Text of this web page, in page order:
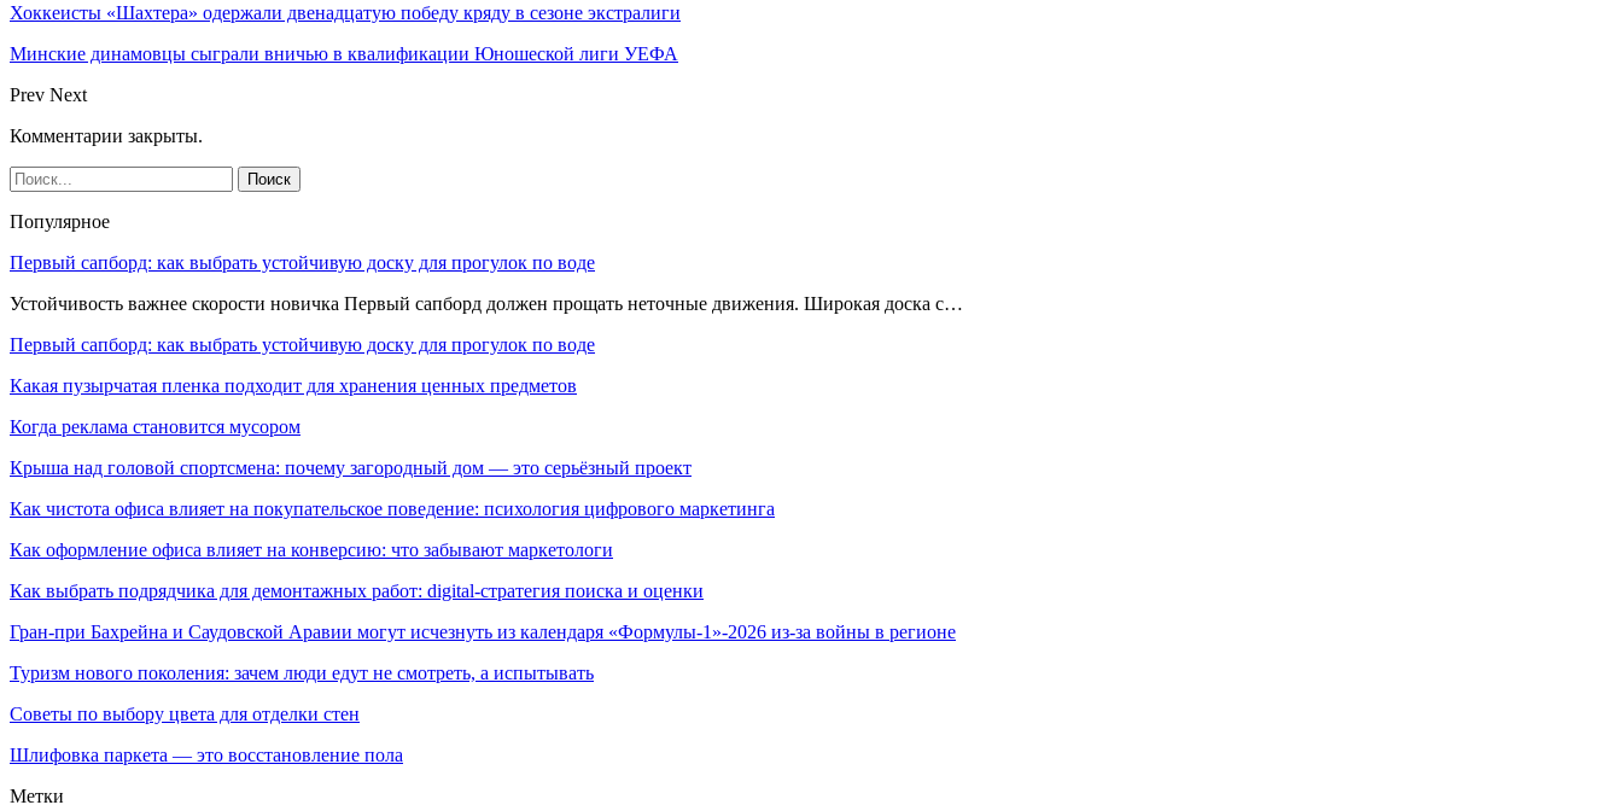
Хоккеисты «Шахтера» одержали двенадцатую победу кряду в сезоне экстралиги
Минские динамовцы сыграли вничью в квалификации Юношеской лиги УЕФА
Prev Next
Комментарии закрыты.
Популярное
Первый сапборд: как выбрать устойчивую доску для прогулок по воде
Устойчивость важнее скорости новичка Первый сапборд должен прощать неточные движения. Широкая доска с…
Первый сапборд: как выбрать устойчивую доску для прогулок по воде
Какая пузырчатая пленка подходит для хранения ценных предметов
Когда реклама становится мусором
Крыша над головой спортсмена: почему загородный дом — это серьёзный проект
Как чистота офиса влияет на покупательское поведение: психология цифрового маркетинга
Как оформление офиса влияет на конверсию: что забывают маркетологи
Как выбрать подрядчика для демонтажных работ: digital-стратегия поиска и оценки
Гран-при Бахрейна и Саудовской Аравии могут исчезнуть из календаря «Формулы-1»-2026 из-за войны в регионе
Туризм нового поколения: зачем люди едут не смотреть, а испытывать
Советы по выбору цвета для отделки стен
Шлифовка паркета — это восстановление пола
Метки